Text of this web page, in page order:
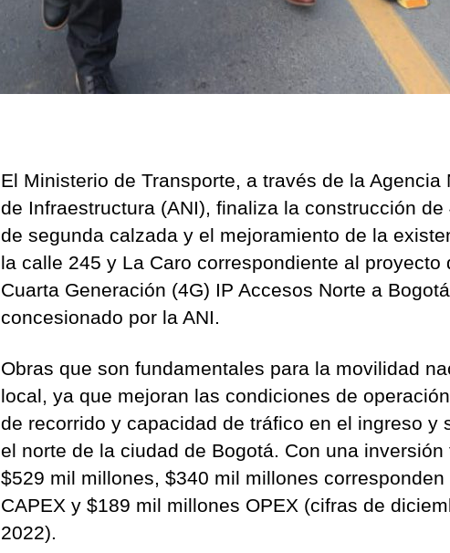
El Ministerio de Transporte, a través de la Agencia
de Infraestructura (ANI), finaliza la construcción de
de segunda calzada y el mejoramiento de la
la calle 245 y La Caro correspondiente al proyecto
Cuarta Generación (4G) IP Accesos Norte a Bogotá,
concesionado por la ANI.
Obras que son fundamentales para la movilidad
local, ya que mejoran las condiciones de
de recorrido y capacidad de tráfico en el ingreso y
el norte de la ciudad de Bogotá. Con una inversión
$529 mil millones, $340 mil millones corresponden
CAPEX y $189 mil millones OPEX (cifras de
2022).